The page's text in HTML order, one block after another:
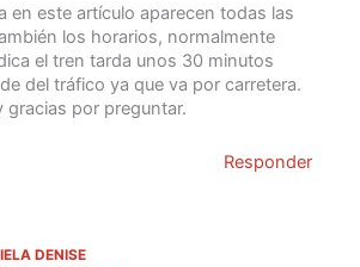
en este artículo aparecen todas las
los horarios, normalmente
el tren tarda unos 30 minutos
del tráfico ya que va por carretera.
gracias por preguntar.
Responder
DENISE